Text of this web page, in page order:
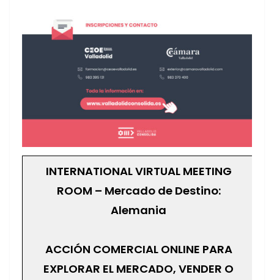
INTERNATIONAL VIRTUAL MEETING
ROOM – Mercado de Destino:
Alemania
ACCIÓN COMERCIAL ONLINE PARA
EXPLORAR EL MERCADO, VENDER O